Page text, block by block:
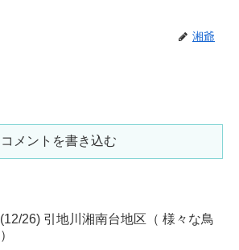
湘爺
コメントを書き込む
(12/26) 引地川湘南台地区（ 様々な鳥
）